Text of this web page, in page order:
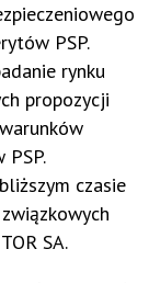
PSP.
rynku
propozycji
czasie
SA.